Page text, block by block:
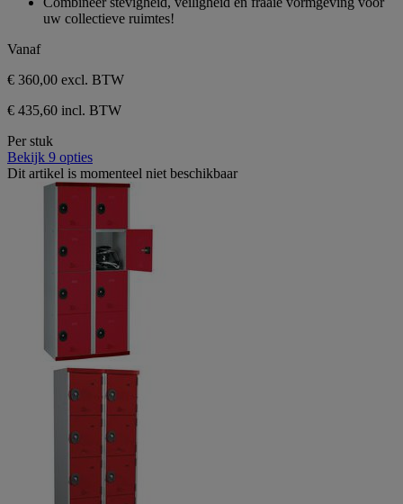
uw collectieve ruimtes!
Vanaf
€ 360,00 excl. BTW
€ 435,60 incl. BTW
Per stuk
Bekijk 9 opties
Dit artikel is momenteel niet beschikbaar